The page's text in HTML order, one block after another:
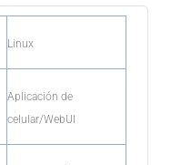
Linux
Aplicación de
celular/WebUI